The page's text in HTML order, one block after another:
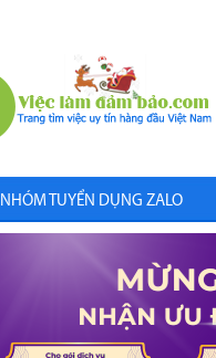
NHÓM TUYỂN DỤNG ZALO